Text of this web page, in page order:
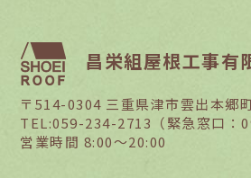
昌栄組屋根工事有
〒514-0304 三重県津市雲出本郷
TEL:059-234-2713（緊急窓口：
営業時間 8:00～20:00